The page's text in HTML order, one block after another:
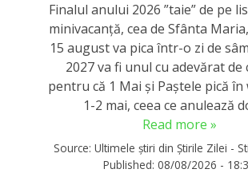
Finalul anului 2026 ”taie” de pe
minivacanță, cea de Sfânta
15 august va pica într-o zi de
2027 va fi unul cu adevărat de
pentru că 1 Mai și Paștele pică în
1-2 mai, ceea ce anulează
Read more »
Source: Ultimele știri din Știrile Zilei -
Published: 08/08/2026 -